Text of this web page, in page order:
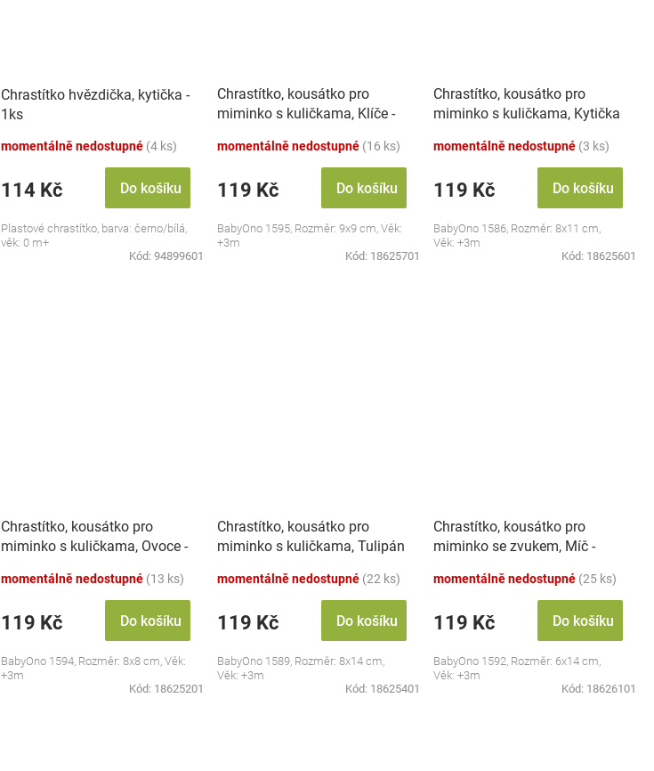
Chrastítko hvězdička, kytička -
1ks
momentálně nedostupné (4 ks)
114 Kč Do košíku
Plastové chrastítko, barva: černo/bílá,
věk: 0 m+
Kód: 94899601
Chrastítko, kousátko pro
miminko s kuličkama, Klíče -
momentálně nedostupné (16 ks)
119 Kč Do košíku
BabyOno 1595, Rozměr: 9x9 cm, Věk:
+3m
Kód: 18625701
Chrastítko, kousátko pro
miminko s kuličkama, Kytička
momentálně nedostupné (3 ks)
119 Kč Do košíku
BabyOno 1586, Rozměr: 8x11 cm,
Věk: +3m
Kód: 18625601
Chrastítko, kousátko pro
miminko s kuličkama, Ovoce -
momentálně nedostupné (13 ks)
119 Kč Do košíku
BabyOno 1594, Rozměr: 8x8 cm, Věk:
+3m
Kód: 18625201
Chrastítko, kousátko pro
miminko s kuličkama, Tulipán
momentálně nedostupné (22 ks)
119 Kč Do košíku
BabyOno 1589, Rozměr: 8x14 cm,
Věk: +3m
Kód: 18625401
Chrastítko, kousátko pro
miminko se zvukem, Míč -
momentálně nedostupné (25 ks)
119 Kč Do košíku
BabyOno 1592, Rozměr: 6x14 cm,
Věk: +3m
Kód: 18626101